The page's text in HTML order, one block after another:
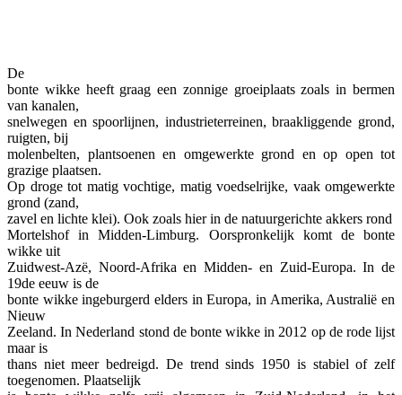
De
bonte wikke heeft graag een zonnige groeiplaats zoals in bermen
van kanalen,
snelwegen en spoorlijnen, industrieterreinen, braakliggende grond,
ruigten, bij
molenbelten, plantsoenen en omgewerkte grond en op open tot
grazige plaatsen.
Op droge tot matig vochtige, matig voedselrijke, vaak omgewerkte
grond (zand,
zavel en lichte klei). Ook zoals hier in de natuurgerichte akkers rond
Mortelshof in Midden-Limburg. Oorspronkelijk komt de bonte
wikke uit
Zuidwest-Azë, Noord-Afrika en Midden- en Zuid-Europa. In de
19de eeuw is de
bonte wikke ingeburgerd elders in Europa, in Amerika, Australië en
Nieuw
Zeeland. In Nederland stond de bonte wikke in 2012 op de rode lijst
maar is
thans niet meer bedreigd. De trend sinds 1950 is stabiel of zelf
toegenomen. Plaatselijk